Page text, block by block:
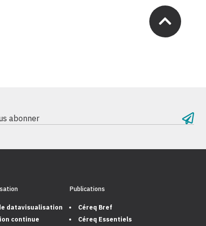
abonner
datavisualisation
continue
Publications
Céreq Bref
Céreq Essentiels